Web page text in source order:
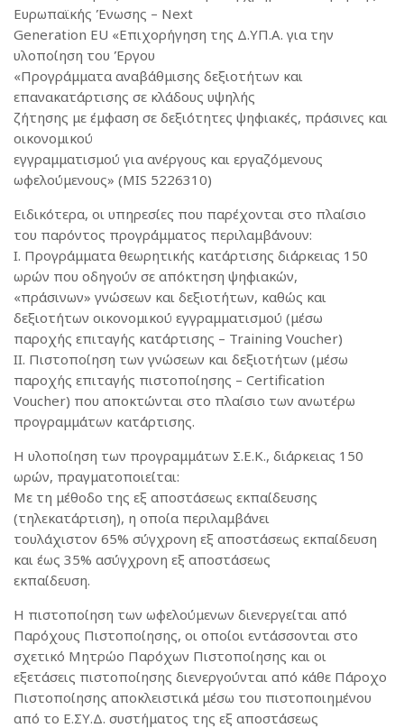
Ευρωπαϊκής Ένωσης – Next
Generation EU «Επιχορήγηση της Δ.ΥΠ.Α. για την
υλοποίηση του Έργου
«Προγράμματα αναβάθμισης δεξιοτήτων και
επανακατάρτισης σε κλάδους υψηλής
ζήτησης με έμφαση σε δεξιότητες ψηφιακές, πράσινες και
οικονομικού
εγγραμματισμού για ανέργους και εργαζόμενους
ωφελούμενους» (MIS 5226310)
Ειδικότερα, οι υπηρεσίες που παρέχονται στο πλαίσιο
του παρόντος προγράμματος περιλαμβάνουν:
I. Προγράμματα θεωρητικής κατάρτισης διάρκειας 150
ωρών που οδηγούν σε απόκτηση ψηφιακών,
«πράσινων» γνώσεων και δεξιοτήτων, καθώς και
δεξιοτήτων οικονομικού εγγραμματισμού (μέσω
παροχής επιταγής κατάρτισης – Training Voucher)
II. Πιστοποίηση των γνώσεων και δεξιοτήτων (μέσω
παροχής επιταγής πιστοποίησης – Certification
Voucher) που αποκτώνται στο πλαίσιο των ανωτέρω
προγραμμάτων κατάρτισης.
Η υλοποίηση των προγραμμάτων Σ.Ε.Κ., διάρκειας 150
ωρών, πραγματοποιείται:
Με τη μέθοδο της εξ αποστάσεως εκπαίδευσης
(τηλεκατάρτιση), η οποία περιλαμβάνει
τουλάχιστον 65% σύγχρονη εξ αποστάσεως εκπαίδευση
και έως 35% ασύγχρονη εξ αποστάσεως
εκπαίδευση.
Η πιστοποίηση των ωφελούμενων διενεργείται από
Παρόχους Πιστοποίησης, οι οποίοι εντάσσονται στο
σχετικό Μητρώο Παρόχων Πιστοποίησης και οι
εξετάσεις πιστοποίησης διενεργούνται από κάθε Πάροχο
Πιστοποίησης αποκλειστικά μέσω του πιστοποιημένου
από το Ε.ΣΥ.Δ. συστήματος της εξ αποστάσεως